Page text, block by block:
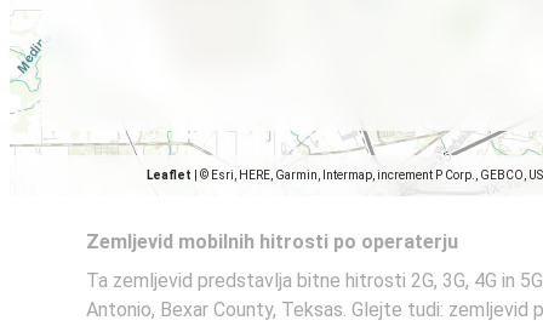
Leaflet © Esri, HERE, Garmin, Intermap, increment P Corp., GEBCO,
Zemljevid mobilnih hitrosti po operaterju
Ta zemljevid predstavlja bitne hitrosti 2G, 3G, 4G in
Antonio, Bexar County, Teksas. Glejte tudi: zemljevid